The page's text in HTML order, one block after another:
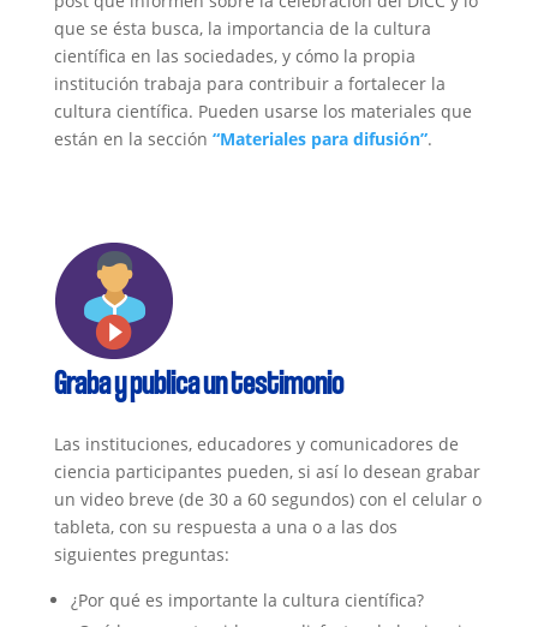
que se ésta busca, la importancia de la cultura
científica en las sociedades, y cómo la propia
institución trabaja para contribuir a fortalecer la
cultura científica. Pueden usarse los materiales que
están en la sección “Materiales para difusión”.
Graba y publica un testimonio
Las instituciones, educadores y comunicadores de
ciencia participantes pueden, si así lo desean grabar
un video breve (de 30 a 60 segundos) con el celular o
tableta, con su respuesta a una o a las dos
siguientes preguntas:
¿Por qué es importante la cultura científica?